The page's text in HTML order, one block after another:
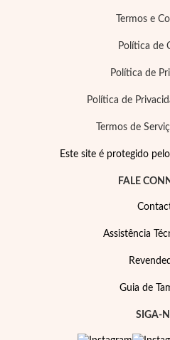
Special Prices
Termos e
Política de
Política de
Política de
Termos de
Este site é protegido
FALE
Assistência
Guia de
SIGA-